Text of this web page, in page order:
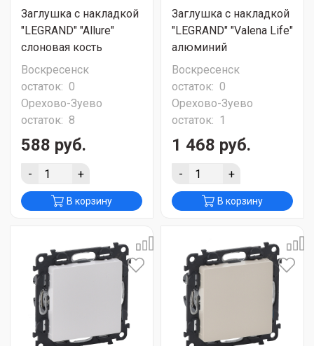
Заглушка с накладкой
"LEGRAND" "Allure"
слоновая кость
Воскресенск
остаток: 0
Орехово-Зуево
остаток: 8
588 руб.
- +
В корзину
Заглушка с накладкой
"LEGRAND" "Valena Life"
алюминий
Воскресенск
остаток: 0
Орехово-Зуево
остаток: 1
1 468 руб.
- +
В корзину